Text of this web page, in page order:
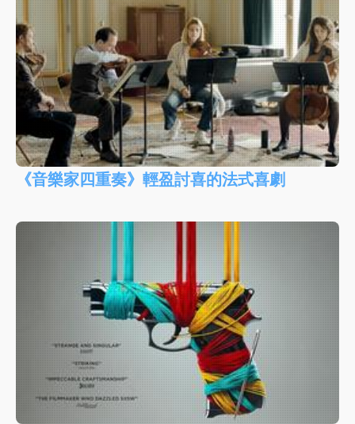
《音樂家四重奏》輕盈討喜的法式喜劇